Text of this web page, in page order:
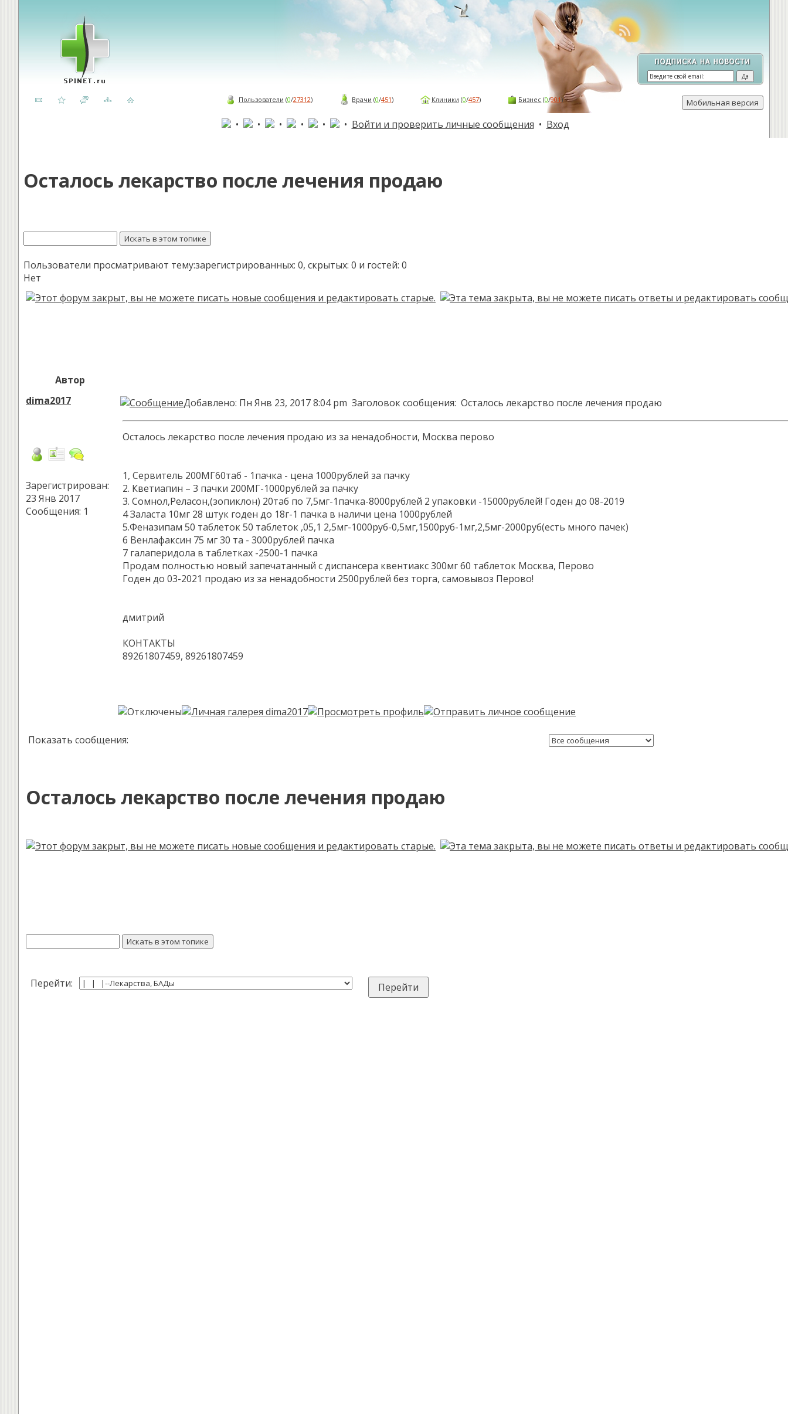
Пользователи (0/27312) Врачи (0/451) Клиники (0/457) Бизнес (0/901)
• • • • • • Войти и проверить личные сообщения • Вход
Осталось лекарство после лечения продаю
Пользователи просматривают тему:зарегистрированных: 0, скрытых: 0 и гостей: 0
Нет
Автор
dima2017
Зарегистрирован:
23 Янв 2017
Сообщения: 1
Добавлено: Пн Янв 23, 2017 8:04 pm Заголовок сообщения: Осталось лекарство после лечения продаю
Осталось лекарство после лечения продаю из за ненадобности, Москва перово
1, Сервитель 200МГ60таб - 1пачка - цена 1000рублей за пачку
2. Кветиапин – 3 пачки 200МГ-1000рублей за пачку
3. Сомнол,Реласон,(зопиклон) 20таб по 7,5мг-1пачка-8000рублей 2 упаковки -15000рублей! Годен до 08-2019
4 Заласта 10мг 28 штук годен до 18г-1 пачка в наличи цена 1000рублей
5.Феназипам 50 таблеток 50 таблеток ,05,1 2,5мг-1000руб-0,5мг,1500руб-1мг,2,5мг-2000руб(есть много пачек)
6 Венлафаксин 75 мг 30 та - 3000рублей пачка
7 галаперидола в таблетках -2500-1 пачка
Продам полностью новый запечатанный с диспансера квентиакс 300мг 60 таблеток Москва, Перово
Годен до 03-2021 продаю из за ненадобности 2500рублей без торга, самовывоз Перово!
дмитрий
КОНТАКТЫ
89261807459, 89261807459
Показать сообщения:
Осталось лекарство после лечения продаю
Перейти: